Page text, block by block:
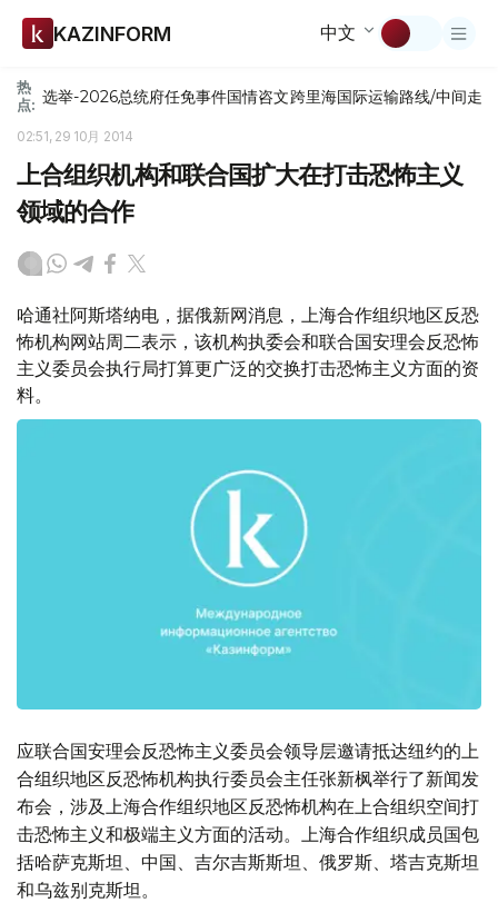
KAZINFORM 中文
热
点: 选举-2026总统府任免事件国情咨文跨里海国际运输路线/中间走廊
02:51, 29 10月 2014
上合组织机构和联合国扩大在打击恐怖主义
领域的合作
哈通社阿斯塔纳电，据俄新网消息，上海合作组织地区反恐
怖机构网站周二表示，该机构执委会和联合国安理会反恐怖
主义委员会执行局打算更广泛的交换打击恐怖主义方面的资
料。
应联合国安理会反恐怖主义委员会领导层邀请抵达纽约的上
合组织地区反恐怖机构执行委员会主任张新枫举行了新闻发
布会，涉及上海合作组织地区反恐怖机构在上合组织空间打
击恐怖主义和极端主义方面的活动。上海合作组织成员国包
括哈萨克斯坦、中国、吉尔吉斯斯坦、俄罗斯、塔吉克斯坦
和乌兹别克斯坦。